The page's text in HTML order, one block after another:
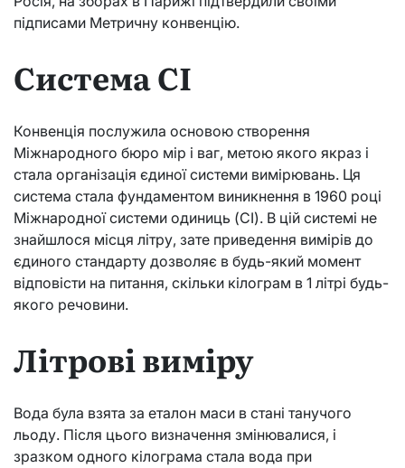
підписами Метричну конвенцію.
Система СІ
Конвенція послужила основою створення
Міжнародного бюро мір і ваг, метою якого якраз і
стала організація єдиної системи вимірювань. Ця
система стала фундаментом виникнення в 1960 році
Міжнародної системи одиниць (СІ). В цій системі не
знайшлося місця літру, зате приведення вимірів до
єдиного стандарту дозволяє в будь-який момент
відповісти на питання, скільки кілограм в 1 літрі будь-
якого речовини.
Літрові виміру
Вода була взята за еталон маси в стані танучого
льоду. Після цього визначення змінювалися, і
зразком одного кілограма стала вода при